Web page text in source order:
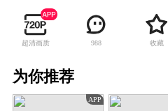
请加入，也因
人结成好友，
缘际会，认识
方的保留，不
超清画质 988 收藏
为你推荐
APP